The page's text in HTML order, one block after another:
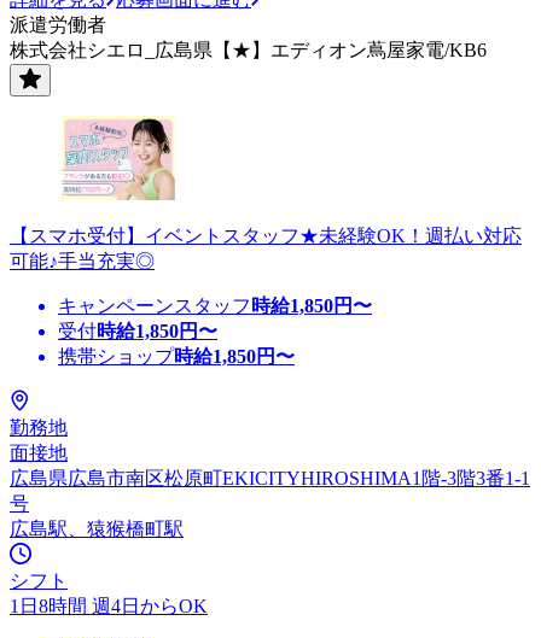
派遣労働者
株式会社シエロ_広島県【★】エディオン蔦屋家電/KB6
【スマホ受付】イベントスタッフ★未経験OK！週払い対応
可能♪手当充実◎
キャンペーンスタッフ 時給1,850円〜
受付時給1,850円〜
携帯ショップ時給1,850円〜
勤務地
面接地
広島県広島市南区松原町EKICITYHIROSHIMA1階-3階3番1-1
号
広島駅、猿猴橋町駅
シフト
1日8時間 週4日からOK